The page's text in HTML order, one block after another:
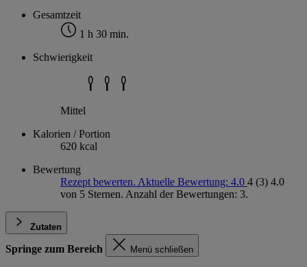
Gesamtzeit
1 h 30 min.
Schwierigkeit
Mittel
Kalorien / Portion
620 kcal
Bewertung
Rezept bewerten. Aktuelle Bewertung: 4.0 4 (3) 4.0
von 5 Sternen. Anzahl der Bewertungen: 3.
Zutaten
Springe zum Bereich Menü schließen